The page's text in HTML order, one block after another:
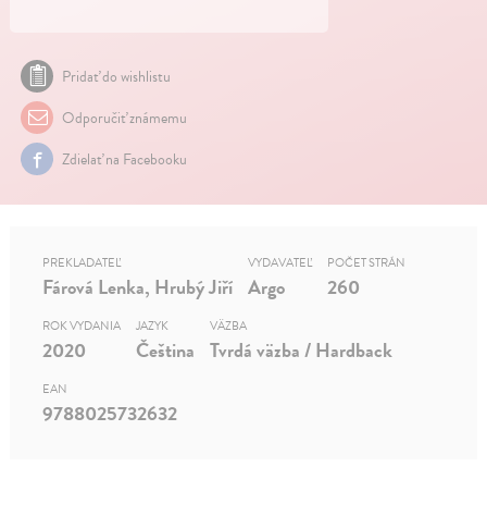
Pridať do wishlistu
Odporučiť známemu
Zdielať na Facebooku
PREKLADATEĽ
Fárová Lenka, Hrubý Jiří
VYDAVATEĽ
Argo
POČET STRÁN
260
ROK VYDANIA
2020
JAZYK
Čeština
VÄZBA
Tvrdá väzba / Hardback
EAN
9788025732632